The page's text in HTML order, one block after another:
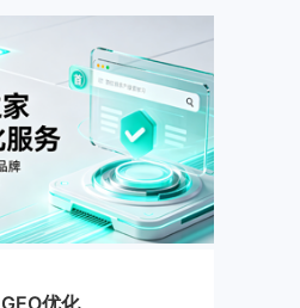
GEO优化